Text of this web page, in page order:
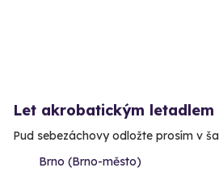
Let akrobatickým letadlem
Pud sebezáchovy odložte prosím v
Brno (Brno-město)